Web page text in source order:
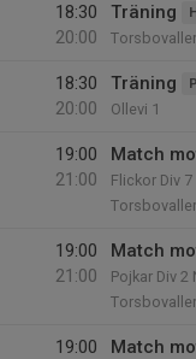
18:30
20:00
Träning
18:30
20:00
Träning
Ollevi 1
19:00
21:00
Match
Flickor Div
19:00
21:00
Match
Pojkar Div 2
19:00
Match